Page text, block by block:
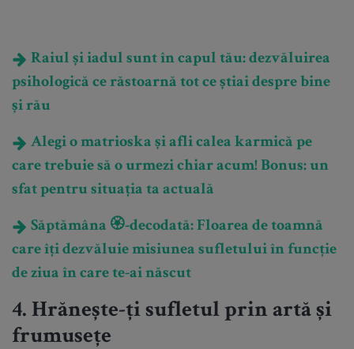
Raiul și iadul sunt în capul tău: dezvăluirea
psihologică ce răstoarnă tot ce știai despre bine
și rău
Alegi o matrioska și afli calea karmică pe
care trebuie să o urmezi chiar acum! Bonus: un
sfat pentru situația ta actuală
Săptămâna 🏵️-decodată: Floarea de toamnă
care îți dezvăluie misiunea sufletului în funcție
de ziua în care te-ai născut
4. Hrănește-ți sufletul prin artă și
frumusețe